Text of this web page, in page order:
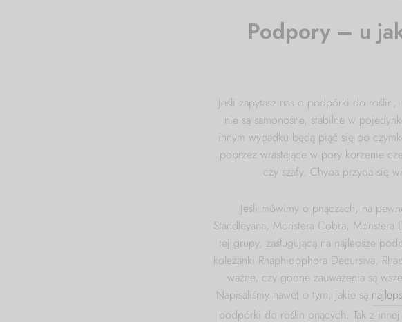
Podpory – u
Jeśli zapytasz nas o podpórki do
nie są samonośne, stabilne w
innym wypadku będą piąć się po
poprzez wrastające w pory korzenie
czy szafy. Chyba przyda się
Jeśli mówimy o pnączach, na
Standleyana, Monstera Cobra,
tej grupy, zasługującą na najlepsze
koleżanki Rhaphidophora Decursiva,
ważne, czy godne zauważenia są
Napisaliśmy nawet o tym, jakie są
podpórki do roślin pnących. Tak z